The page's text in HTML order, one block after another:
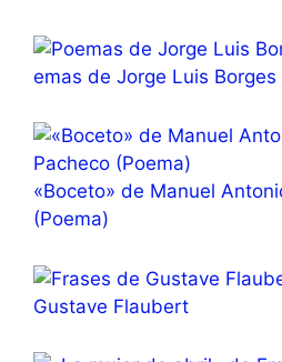
emas de Jorge Luis
«Boceto» de Manuel
(Poema)
Gustave Flaubert